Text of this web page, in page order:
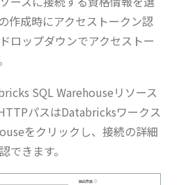
作成時にアクセストークン認
ロップダウンでアクセストー
SQL Warehouseリソース
パスはDatabricksワークス
をクリックし、接続の詳細
できます。